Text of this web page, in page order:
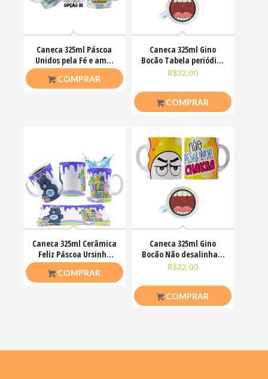
Caneca 325ml Páscoa
Unidos pela Fé e amor
que ele nos ensinou
COMPRAR
Caneca 325ml Gino
Bocão Tabela periódica
Teu Cu Engraçadas
R$32,00
COMPRAR
Caneca 325ml Cerâmica
Feliz Páscoa Ursinho
Carinhosos
COMPRAR
Caneca 325ml Gino
Bocão Não desalinha a
porra do meu chakra
R$32,00
COMPRAR